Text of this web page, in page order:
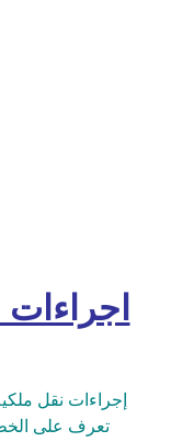
إجراءات نقل
تعرف على